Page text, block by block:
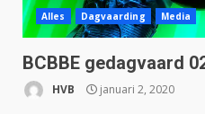
Alles Dagvaarding Media
BCBBE gedagvaard
HVB januari 2, 2020